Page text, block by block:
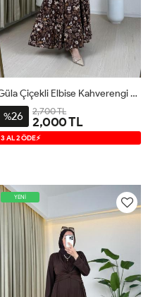
S
Güla Çiçekli Elbise Kahverengi Kahverengi
%26 2,700 TL
2,000 TL
3 AL 2 ÖDE⚡
YENİ